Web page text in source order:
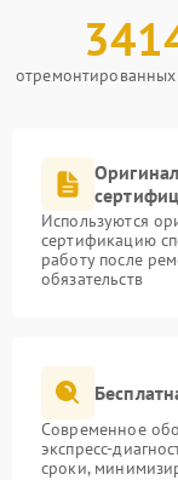
отремонтированных
Используются
сертификацию
работу после
обязательств
Современное
экспресс-
сроки,